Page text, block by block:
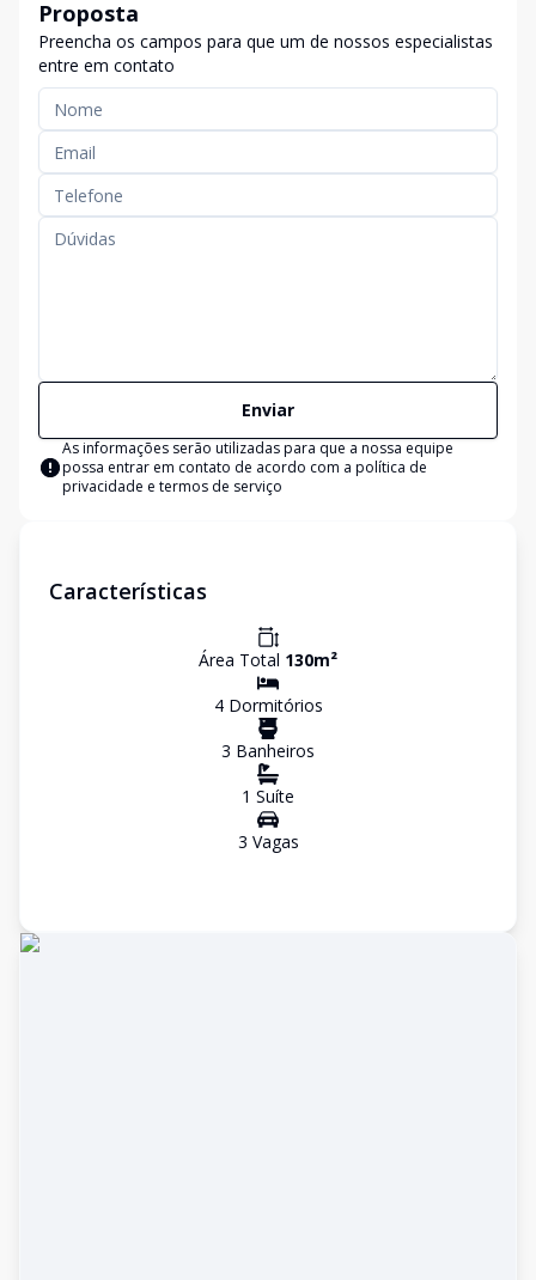
Proposta
Preencha os campos para que um de nossos especialistas
entre em contato
Enviar
As informações serão utilizadas para que a nossa equipe
possa entrar em contato de acordo com a política de
privacidade e termos de serviço
Características
Área Total 130m²
4Dormitórios
3 Banheiros
1 Suíte
3 Vagas